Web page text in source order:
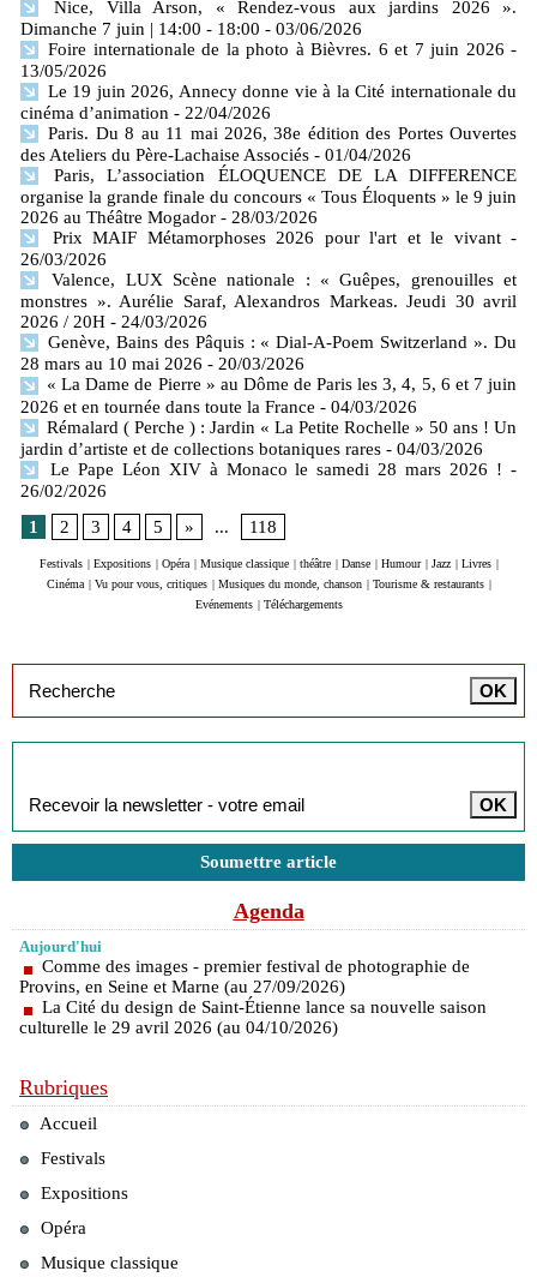
Nice, Villa Arson, « Rendez-vous aux jardins 2026 ».
Dimanche 7 juin | 14:00 - 18:00 - 03/06/2026
Foire internationale de la photo à Bièvres. 6 et 7 juin 2026 -
13/05/2026
Le 19 juin 2026, Annecy donne vie à la Cité internationale du
cinéma d’animation - 22/04/2026
Paris. Du 8 au 11 mai 2026, 38e édition des Portes Ouvertes
des Ateliers du Père-Lachaise Associés - 01/04/2026
Paris, L’association ÉLOQUENCE DE LA DIFFERENCE
organise la grande finale du concours « Tous Éloquents » le 9 juin
2026 au Théâtre Mogador - 28/03/2026
Prix MAIF Métamorphoses 2026 pour l'art et le vivant -
26/03/2026
Valence, LUX Scène nationale : « Guêpes, grenouilles et
monstres ». Aurélie Saraf, Alexandros Markeas. Jeudi 30 avril
2026 / 20H - 24/03/2026
Genève, Bains des Pâquis : « Dial-A-Poem Switzerland ». Du
28 mars au 10 mai 2026 - 20/03/2026
« La Dame de Pierre » au Dôme de Paris les 3, 4, 5, 6 et 7 juin
2026 et en tournée dans toute la France - 04/03/2026
Rémalard ( Perche ) : Jardin « La Petite Rochelle » 50 ans ! Un
jardin d’artiste et de collections botaniques rares - 04/03/2026
Le Pape Léon XIV à Monaco le samedi 28 mars 2026 ! -
26/02/2026
1
2 3 4 5 » ... 118
Festivals | Expositions | Opéra | Musique classique | théâtre | Danse | Humour | Jazz | Livres |
Cinéma | Vu pour vous, critiques | Musiques du monde, chanson | Tourisme & restaurants |
Evénements | Téléchargements
Soumettre article
Agenda
Aujourd'hui
Comme des images - premier festival de photographie de
Provins, en Seine et Marne (au 27/09/2026)
La Cité du design de Saint-Étienne lance sa nouvelle saison
culturelle le 29 avril 2026 (au 04/10/2026)
Rubriques
Accueil
Festivals
Expositions
Opéra
Musique classique